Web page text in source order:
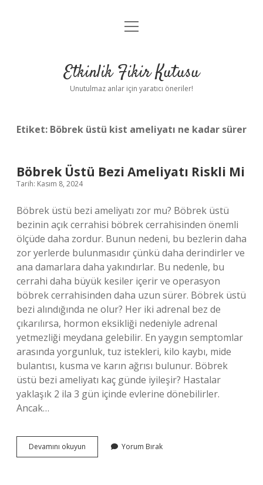
Anasayfa
Yasal Uyarı
menüyü
Etkinlik Fikir Kutusu
Unutulmaz anlar için yaratıcı öneriler!
Etiket: Böbrek üstü kist ameliyatı ne kadar sürer
Böbrek Üstü Bezi Ameliyatı Riskli Mi
Tarih: Kasım 8, 2024
Böbrek üstü bezi ameliyatı zor mu? Böbrek üstü
bezinin açık cerrahisi böbrek cerrahisinden önemli
ölçüde daha zordur. Bunun nedeni, bu bezlerin daha
zor yerlerde bulunmasıdır çünkü daha derindirler ve
ana damarlara daha yakındırlar. Bu nedenle, bu
cerrahi daha büyük kesiler içerir ve operasyon
böbrek cerrahisinden daha uzun sürer. Böbrek üstü
bezi alındığında ne olur? Her iki adrenal bez de
çıkarılırsa, hormon eksikliği nedeniyle adrenal
yetmezliği meydana gelebilir. En yaygın semptomlar
arasında yorgunluk, tuz istekleri, kilo kaybı, mide
bulantısı, kusma ve karın ağrısı bulunur. Böbrek
üstü bezi ameliyatı kaç günde iyileşir? Hastalar
yaklaşık 2 ila 3 gün içinde evlerine dönebilirler.
Ancak…
Devamını okuyun
Üstü
Yorum Bırak